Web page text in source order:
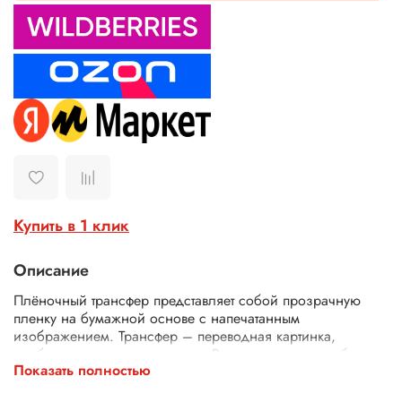
Купить в 1 клик
Описание
Плёночный трансфер представляет собой прозрачную
пленку на бумажной основе с напечатанным
изображением. Трансфер – переводная картинка,
изображение, с его помощью Ваше изделие приобретет
неповторимость и уникальность. Трансферной бумагой
Показать полностью